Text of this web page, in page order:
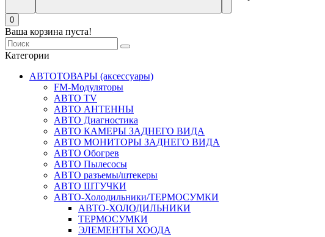
0
Ваша корзина пуста!
Категории
АВТОТОВАРЫ (аксессуары)
FM-Модуляторы
АВТО TV
АВТО АНТЕННЫ
АВТО Диагностика
АВТО КАМЕРЫ ЗАДНЕГО ВИДА
АВТО МОНИТОРЫ ЗАДНЕГО ВИДА
АВТО Обогрев
АВТО Пылесосы
АВТО разъемы/штекеры
АВТО ШТУЧКИ
АВТО-Холодильники/ТЕРМОСУМКИ
АВТО-ХОЛОДИЛЬНИКИ
ТЕРМОСУМКИ
ЭЛЕМЕНТЫ ХООДА